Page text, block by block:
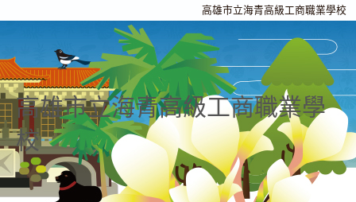
高雄市立海青高級工商職業學校
高雄市立海青高級工商職業學
校